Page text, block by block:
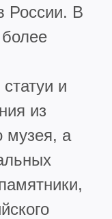
России. В
и
из
музея, а